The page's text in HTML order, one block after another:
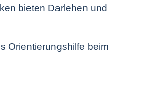
bieten Darlehen und
Orientierungshilfe beim